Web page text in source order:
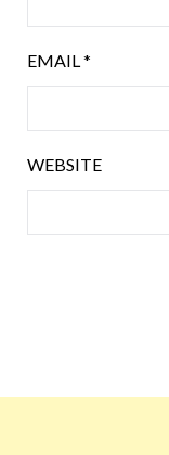
EMAIL*
WEBSITE